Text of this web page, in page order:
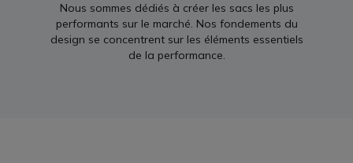
Nous sommes dédiés à créer les sacs les plus
performants sur le marché. Nos fondements du
design se concentrent sur les éléments essentiels
de la performance.